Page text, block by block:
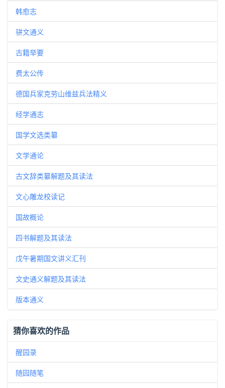
韩愈志
骈文通义
古籍举要
费太公传
德国兵家克劳山维兹兵法精义
经学通志
国学文选类纂
文学通论
古文辞类纂解题及其读法
文心雕龙校读记
国故概论
四书解题及其读法
戊午暑期国文讲义汇刊
文史通义解题及其读法
版本通义
猜你喜欢的作品
醒园录
随园随笔